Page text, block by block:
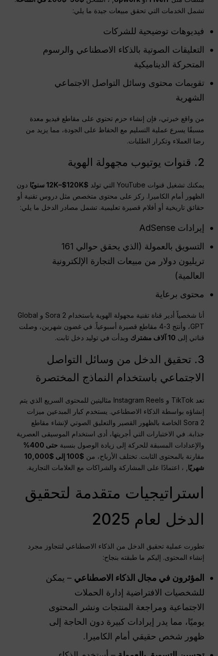
تشمل الخدمات التي تحقق مبيعات جيدة ما يلي:
فيديوهات توضيحية للشركات
التعليقات الصوتية بالذكاء الاصطناعي والرسوم
المتحركة الديناميكية
تقويمات محتوى وسائل التواصل الاجتماعي
الشهرية
من واقع خبرتي، فإن إنشاء حزم تحتوي على مقاطع فيديو معدة
مسبقًا يسرع عملية التسليم مع الحفاظ على الجودة، مما يزيد من
رضا العملاء وتكرار الطلبات.
2. قنوات يوتيوب مجهولة الهوية
يمكنك تشغيل قنوات YouTube التي تولد $12K–$120K سنويًا
دون
الظهور أمام الكاميرا. ركز على محتوى متخصص مثل دروس تقنية أو
حقائق تاريخية أو أفلام قصيرة تعليمية. تشمل مصادر الدخل ما يلي:
إيرادات AdSense
التسويق بالعمولة (الذي يحقق حوالي 161
تريليون دولار من مبيعات التجارة الإلكترونية
العالمية)
محتوى برعاية
أنا شخصياً أدير قناة تقنية مجهولة الهوية باستخدام Sora 2 و Global
GPT، وأنتج 3-4 مقاطع قصيرة أسبوعياً. في غضون شهرين، وصلت
قناتي إلى 10 آلاف مشترك وبدأت في توليد دخل ثابت.
3. تحقيق الدخل من وسائل التواصل
الاجتماعي باستخدام النماذج المختصرة
تعد TikTok و Instagram Reels مثاليتين للمحتوى السريع الذي يتم
إنشاؤه بواسطة الذكاء الاصطناعي. يستخدم كبار المبدعين ميزات
Sora 2 الخاصة بالظهور القصير والتعليق الصوتي لإنشاء مقاطع
جذابة. في الاختبارات التي أجريتها، أدى استخدام الموسيقى العصرية
والإعدادات المسبقة للحركة إلى زيادة الوصول بنسبة حتى 400%
مقارنة بالمحتوى الثابت. تختلف الأرباح، من
$100 إلى $10,000
شهريًا , ، اعتمادًا على المشاركة والشراكات مع العلامات التجارية.
استراتيجيات متقدمة لتحقيق
الدخل لعام 2025
تطورت عملية تحقيق الدخل من الذكاء الاصطناعي لتتجاوز مجرد
إنشاء المحتوى. إليكم ما طبقته بنجاح:
المؤثرون في مجال الذكاء الاصطناعي – يمكن
للشخصيات الافتراضية إدارة الحملات
الاجتماعية ومراجعة المنتجات ونشر المحتوى
يوميًا، مما يدر إيرادات كبيرة دون الحاجة إلى
ظهور شخص حقيقي أمام الكاميرا.